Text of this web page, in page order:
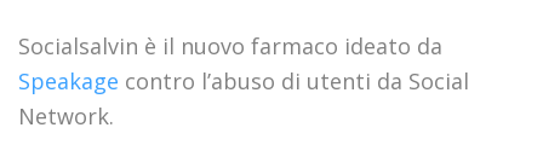
Socialsalvin è il nuovo farmaco ideato da
Speakage contro l’abuso di utenti da Social
Network.